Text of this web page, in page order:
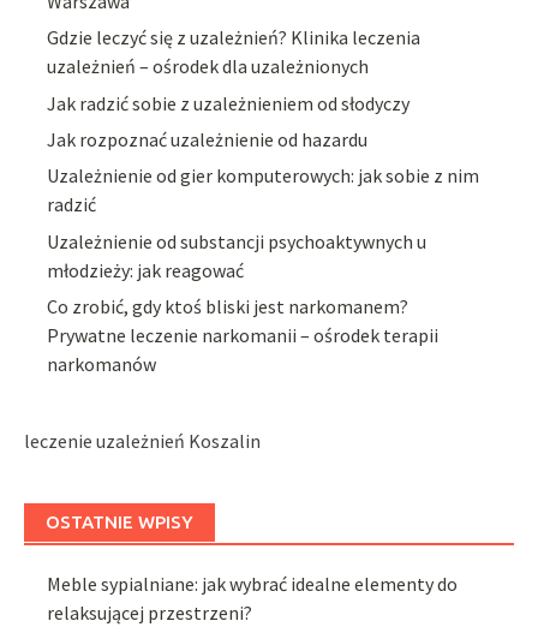
Gdzie leczyć się z uzależnień? Klinika leczenia
uzależnień – ośrodek dla uzależnionych
Jak radzić sobie z uzależnieniem od słodyczy
Jak rozpoznać uzależnienie od hazardu
Uzależnienie od gier komputerowych: jak sobie z nim
radzić
Uzależnienie od substancji psychoaktywnych u
młodzieży: jak reagować
Co zrobić, gdy ktoś bliski jest narkomanem?
Prywatne leczenie narkomanii – ośrodek terapii
narkomanów
leczenie uzależnień Koszalin
OSTATNIE WPISY
Meble sypialniane: jak wybrać idealne elementy do
relaksującej przestrzeni?